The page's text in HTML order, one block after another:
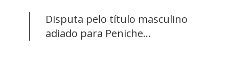
Disputa pelo título masculino
adiado para Peniche...